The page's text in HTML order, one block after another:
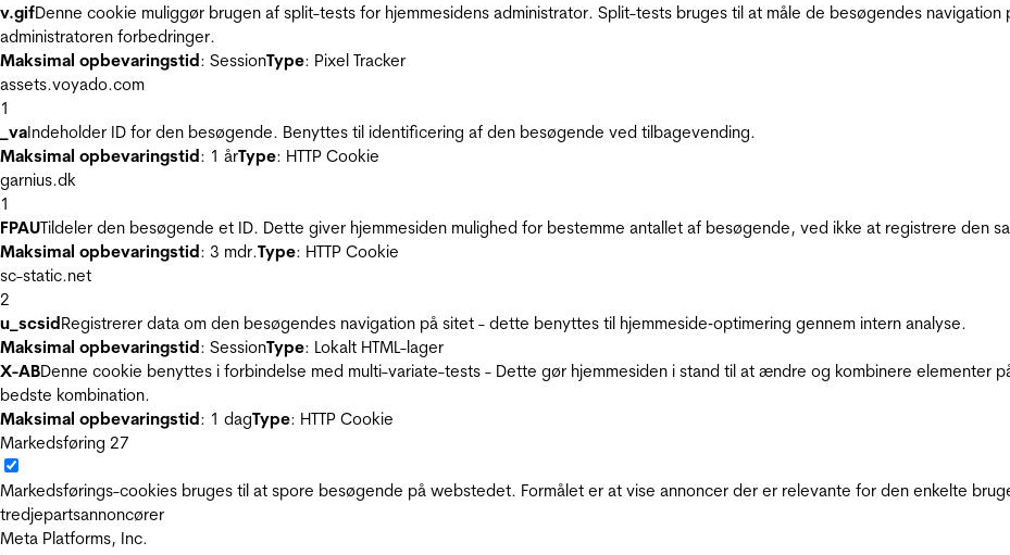
v.gifDenne cookie muliggør brugen af split-tests for hjemmesidens administrator. Split-tests bruges til at måle de besøgendes
administratoren forbedringer.
Maksimal opbevaringstid: SessionType: Pixel Tracker
assets.voyado.com
1
_vaIndeholder ID for den besøgende. Benyttes til identificering af den besøgende ved tilbagevending.
Maksimal opbevaringstid: 1 årType: HTTP Cookie
garnius.dk
1
FPAUTildeler den besøgende et ID. Dette giver hjemmesiden mulighed for bestemme antallet af besøgende, ved ikke at registrere den
Maksimal opbevaringstid: 3 mdr.Type: HTTP Cookie
sc-static.net
2
u_scsidRegistrerer data om den besøgendes navigation på sitet - dette benyttes til hjemmeside‐optimering gennem intern analyse.
Maksimal opbevaringstid: SessionType: Lokalt HTML-lager
X-ABDenne cookie benyttes i forbindelse med multi-variate-tests - Dette gør hjemmesiden i stand til at ændre og kombinere elementer
bedste kombination.
Maksimal opbevaringstid: 1 dagType: HTTP Cookie
Markedsføring 27
Markedsførings-cookies bruges til at spore besøgende på webstedet. Formålet er at vise annoncer der er relevante for den enkelte
tredjepartsannoncører
Meta Platforms, Inc.